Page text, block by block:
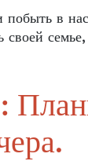
побыть в